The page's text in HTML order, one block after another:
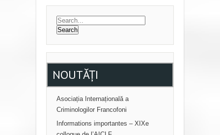
N
I
G
ANOUTĂȚI
Asociația Internațională a
Criminologilor Francofoni
Informations importantes – XIXe